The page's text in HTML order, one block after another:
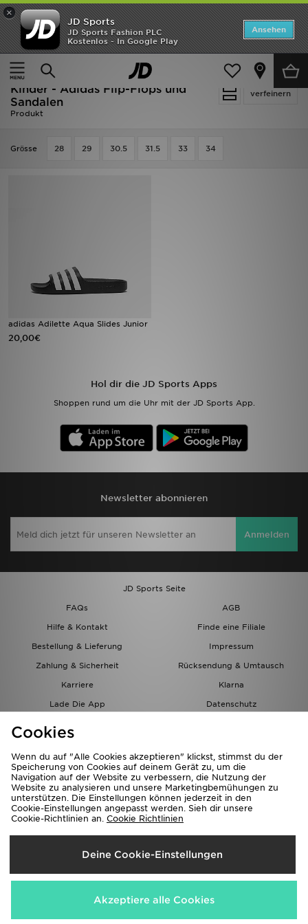
×
JD Sports
JD Sports Fashion PLC
Kostenlos - In Google Play
Ansehen
Startseite
Kinder
Kleinkinderschuhe (Gr. 28-35)
verfeinern
Kinder - Adidas Flip-Flops und
Sandalen
Produkt
Grӧsse 28 29 30.5 31.5 33 34
adidas Adilette Aqua Slides Junior
20,00€
Hol dir die JD Sports Apps
Shoppen rund um die Uhr mit der JD Sports App.
Newsletter abonnieren
Anmelden
JD Sports Seite
FAQs
AGB
Hilfe & Kontakt
Finde eine Filiale
Bestellung & Lieferung
Impressum
Zahlung & Sicherheit
Rücksendung & Umtausch
Karriere
Klarna
Lade Die App
Datenschutz
Lieferung Nach
Österreich
Wir akzeptieren folgende Zahlungsmethoden
Startseite
ANGEBOTE
Marken
Neuheiten
Herren
JD Exklusives
Sport
Geschenkkarte
Meine Nachrichten
Bestellverfolgung
Cookies
Wenn du auf "Alle Cookies akzeptieren" klickst, stimmst du der
Speicherung von Cookies auf deinem Gerät zu, um die
Navigation auf der Website zu verbessern, die Nutzung der
Website zu analysieren und unsere Marketingbemühungen zu
unterstützen. Die Einstellungen können jederzeit in den
Cookie-Einstellungen angepasst werden. Sieh dir unsere
Cookie-Richtlinien an. Cookie Richtlinien
Deine Cookie-Einstellungen
Akzeptiere alle Cookies